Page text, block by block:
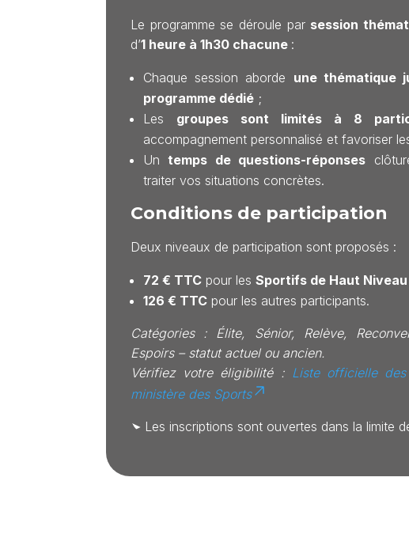
Le programme se déroule par session
d’1 heure à 1h30 chacune :
Chaque session aborde une thématique
programme dédié ;
Les groupes sont limités à 8
accompagnement personnalisé et favoriser
Untemps de questions-réponses
traiter vos situations concrètes.
Conditions de participation
Deux niveaux de participation sont proposés :
72 € TTC pour les Sportifs de Haut
126 € TTC pour les autres participants.
Catégories : Élite, Sénior, Relève,
Espoirs – statut actuel ou ancien.
Vérifiez votre éligibilité : Liste officielle
ministère des Sports
➤ Les inscriptions sont ouvertes dans la limite